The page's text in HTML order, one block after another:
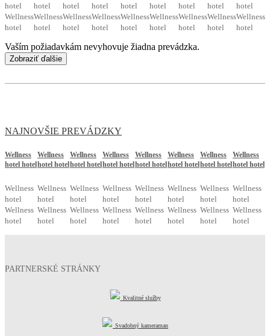
hotel
Wellness
hotel
hotel
Wellness
hotel
hotel
Wellness
hotel
hotel
Wellness
hotel
hotel
Wellness
hotel
hotel
Wellness
hotel
hotel
Wellness
hotel
hotel
Wellness
hotel
hotel
Wellness
hotel
Vaším požiadavkám nevyhovuje žiadna prevádzka.
Zobraziť ďalšie
NAJNOVŠIE PREVÁDZKY
Wellness
hotel hotel
Wellness
hotel
Wellness
hotel
Wellness
hotel hotel
Wellness
hotel
Wellness
hotel
Wellness
hotel hotel
Wellness
hotel
Wellness
hotel
Wellness
hotel hotel
Wellness
hotel
Wellness
hotel
Wellness
hotel hotel
Wellness
hotel
Wellness
hotel
Wellness
hotel hotel
Wellness
hotel
Wellness
hotel
Wellness
hotel hotel
Wellness
hotel
Wellness
hotel
Wellness
hotel hotel
Wellness
hotel
Wellness
hotel
PARTNERSKÉ STRÁNKY
Kvalitné služby
Svadobný kameraman